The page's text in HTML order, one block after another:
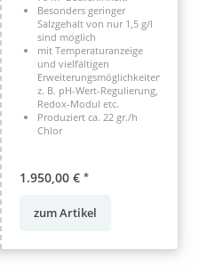
Besonders geringer
Salzgehalt von nur 1,5 g/l
sind möglich
mit Temperaturanzeige
und vielfältigen
Erweiterungsmöglichkeiten,
z. B. pH-Wert-Regulierung,
Redox-Modul etc.
Produziert ca. 22 gr./h
Chlor
1.950,00 € *
zum Artikel